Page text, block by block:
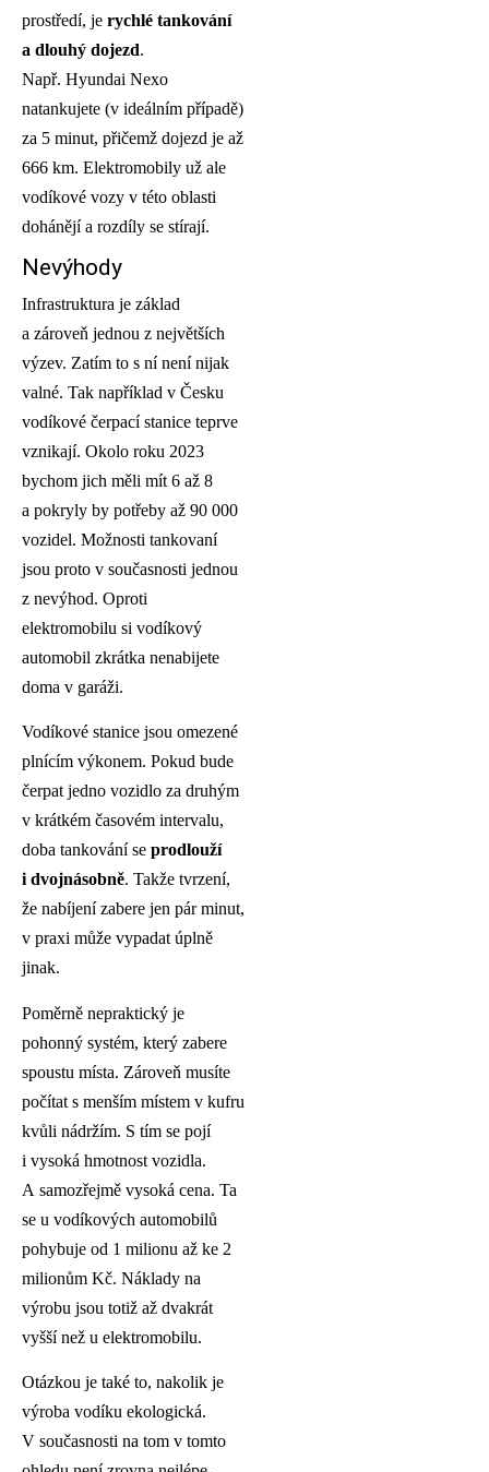
prostředí, je rychlé tankování
a dlouhý dojezd.
Např. Hyundai Nexo
natankujete (v ideálním případě)
za 5 minut, přičemž dojezd je až
666 km. Elektromobily už ale
vodíkové vozy v této oblasti
dohánějí a rozdíly se stírají.
Nevýhody
Infrastruktura je základ
a zároveň jednou z největších
výzev. Zatím to s ní není nijak
valné. Tak například v Česku
vodíkové čerpací stanice teprve
vznikají. Okolo roku 2023
bychom jich měli mít 6 až 8
a pokryly by potřeby až 90 000
vozidel. Možnosti tankovaní
jsou proto v současnosti jednou
z nevýhod. Oproti
elektromobilu si vodíkový
automobil zkrátka nenabijete
doma v garáži.
Vodíkové stanice jsou omezené
plnícím výkonem. Pokud bude
čerpat jedno vozidlo za druhým
v krátkém časovém intervalu,
doba tankování se prodlouží
i dvojnásobně. Takže tvrzení,
že nabíjení zabere jen pár minut,
v praxi může vypadat úplně
jinak.
Poměrně nepraktický je
pohonný systém, který zabere
spoustu místa. Zároveň musíte
počítat s menším místem v kufru
kvůli nádržím. S tím se pojí
i vysoká hmotnost vozidla.
A samozřejmě vysoká cena. Ta
se u vodíkových automobilů
pohybuje od 1 milionu až ke 2
milionům Kč. Náklady na
výrobu jsou totiž až dvakrát
vyšší než u elektromobilu.
Otázkou je také to, nakolik je
výroba vodíku ekologická.
V současnosti na tom v tomto